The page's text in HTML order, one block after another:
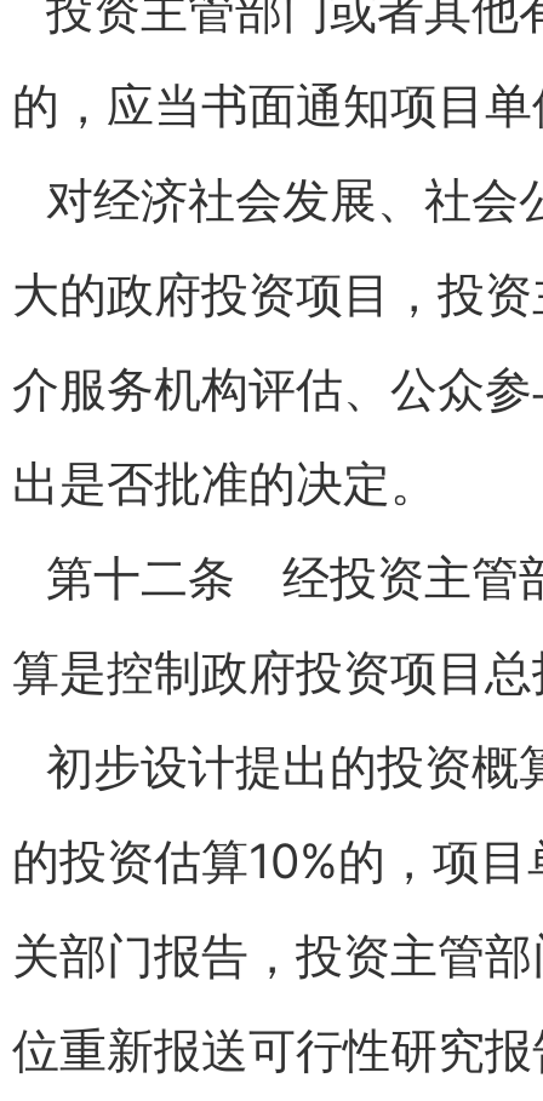
的，应当书面通知项目
对经济社会发展、社会
大的政府投资项目，投
介服务机构评估、公众
出是否批准的决定。
第十二条 经投资主管
算是控制政府投资项目
初步设计提出的投资概
的投资估算10%的，项
关部门报告，投资主管
位重新报送可行性研究